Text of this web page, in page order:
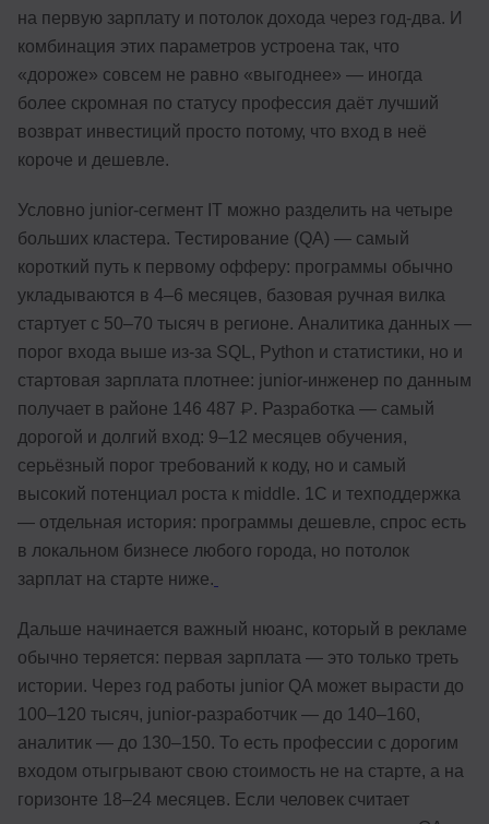
на первую зарплату и потолок дохода через год-два. И
комбинация этих параметров устроена так, что
«дороже» совсем не равно «выгоднее» — иногда
более скромная по статусу профессия даёт лучший
возврат инвестиций просто потому, что вход в неё
короче и дешевле.
Условно junior-сегмент IT можно разделить на четыре
больших кластера. Тестирование (QA) — самый
короткий путь к первому офферу: программы обычно
укладываются в 4–6 месяцев, базовая ручная вилка
стартует с 50–70 тысяч в регионе. Аналитика данных —
порог входа выше из-за SQL, Python и статистики, но и
стартовая зарплата плотнее: junior-инженер по данным
получает в районе 146 487 ₽. Разработка — самый
дорогой и долгий вход: 9–12 месяцев обучения,
серьёзный порог требований к коду, но и самый
высокий потенциал роста к middle. 1С и техподдержка
— отдельная история: программы дешевле, спрос есть
в локальном бизнесе любого города, но потолок
зарплат на старте ниже.
Дальше начинается важный нюанс, который в рекламе
обычно теряется: первая зарплата — это только треть
истории. Через год работы junior QA может вырасти до
100–120 тысяч, junior-разработчик — до 140–160,
аналитик — до 130–150. То есть профессии с дорогим
входом отыгрывают свою стоимость не на старте, а на
горизонте 18–24 месяцев. Если человек считает